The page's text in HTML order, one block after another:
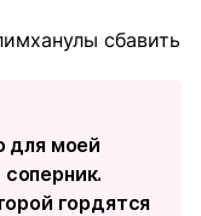
сбавить
для моей
гордятся